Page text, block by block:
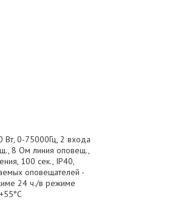
0-75000Гц, 2 входа
8 Ом линия оповещ.,
100 сек., IP40,
оповещателей -
24 ч./в режиме